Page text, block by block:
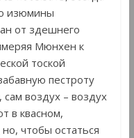
изюмины
от здешнего
Мюнхен к
тоской
пестроту
сам воздух – воздух
в квасном,
чтобы остаться